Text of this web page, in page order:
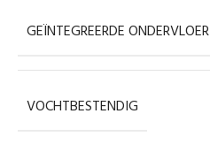
GEÏNTEGREERDE ONDERVLOER
VOCHTBESTENDIG